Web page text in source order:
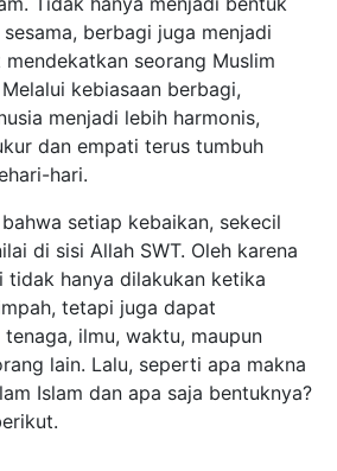
berbagi juga menjadi
seorang Muslim
kebiasaan berbagi,
menjadi lebih harmonis,
dan empati terus tumbuh
hari.
setiap kebaikan, sekecil
di sisi Allah SWT. Oleh karena
tidak hanya dilakukan ketika
tetapi juga dapat
ilmu, waktu, maupun
lain. Lalu, seperti apa makna
Islam dan apa saja bentuknya?